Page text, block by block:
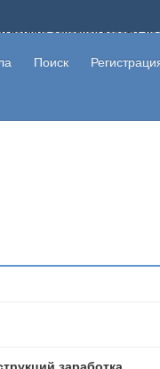
помимо основной работы, не
развод. Вы сможете начать
себя долго ждать.
Поиск